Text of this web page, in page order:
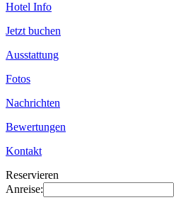
Hotel Info
Jetzt buchen
Ausstattung
Fotos
Nachrichten
Bewertungen
Kontakt
Reservieren
Anreise: